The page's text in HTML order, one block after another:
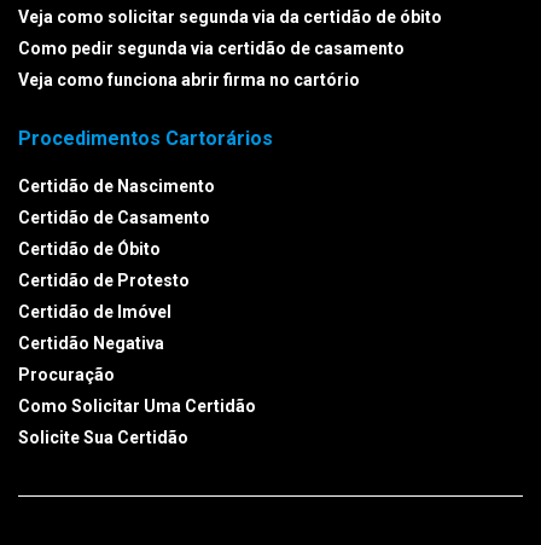
Veja como solicitar segunda via da certidão de óbito
Como pedir segunda via certidão de casamento
Veja como funciona abrir firma no cartório
Procedimentos Cartorários
Certidão de Nascimento
Certidão de Casamento
Certidão de Óbito
Certidão de Protesto
Certidão de Imóvel
Certidão Negativa
Procuração
Como Solicitar Uma Certidão
Solicite Sua Certidão